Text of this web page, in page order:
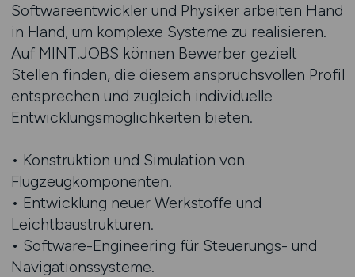
Softwareentwickler und Physiker arbeiten Hand
in Hand, um komplexe Systeme zu realisieren.
Auf MINT.JOBS können Bewerber gezielt
Stellen finden, die diesem anspruchsvollen Profil
entsprechen und zugleich individuelle
Entwicklungsmöglichkeiten bieten.
• Konstruktion und Simulation von
Flugzeugkomponenten.
• Entwicklung neuer Werkstoffe und
Leichtbaustrukturen.
• Software-Engineering für Steuerungs- und
Navigationssysteme.